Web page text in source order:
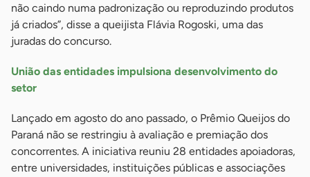
não caindo numa padronização ou reproduzindo produtos
já criados”, disse a queijista Flávia Rogoski, uma das
juradas do concurso.
União das entidades impulsiona desenvolvimento do
setor
Lançado em agosto do ano passado, o Prêmio Queijos do
Paraná não se restringiu à avaliação e premiação dos
concorrentes. A iniciativa reuniu 28 entidades apoiadoras,
entre universidades, instituições públicas e associações